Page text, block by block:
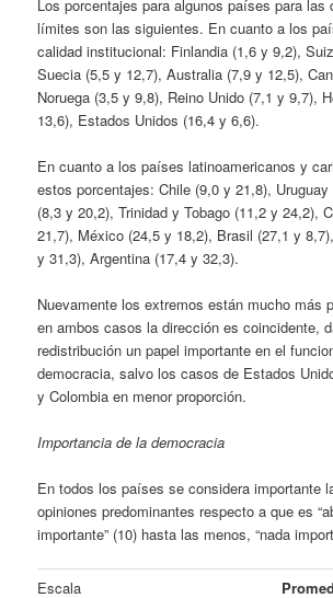
Los porcentajes para algunos países para las
límites son las siguientes. En cuanto a los
calidad institucional: Finlandia (1,6 y 9,2),
Suecia (5,5 y 12,7), Australia (7,9 y 12,5),
Noruega (3,5 y 9,8), Reino Unido (7,1 y 9,7),
13,6), Estados Unidos (16,4 y 6,6).
En cuanto a los países latinoamericanos y
estos porcentajes: Chile (9,0 y 21,8),
(8,3 y 20,2), Trinidad y Tobago (11,2 y 24,2),
21,7), México (24,5 y 18,2), Brasil (27,1 y
y 31,3), Argentina (17,4 y 32,3).
Nuevamente los extremos están mucho más
en ambos casos la dirección es coincidente,
redistribución un papel importante en el
democracia, salvo los casos de Estados
y Colombia en menor proporción.
Importancia de la democracia
En todos los países se considera importante
opiniones predominantes respecto a que es
importante” (10) hasta las menos, “nada
Escala